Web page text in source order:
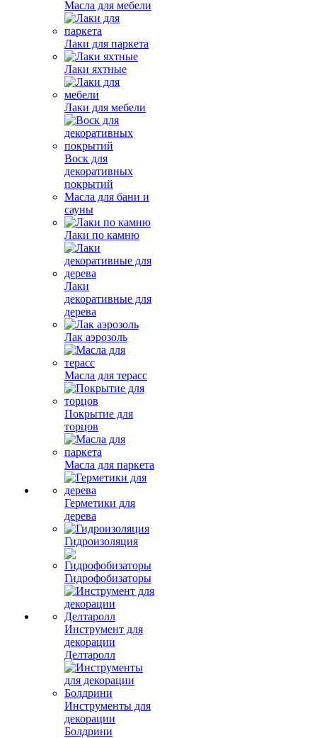
Масла для мебели
Лаки для паркета
Лаки яхтные
Лаки для мебели
Воск для
декоративных
покрытий
Масла для бани и
сауны
Лаки по камню
Лаки
декоративные для
дерева
Лак аэрозоль
Масла для терасс
Покрытие для
торцов
Масла для паркета
Герметики для
дерева
Гидроизоляция
Гидрофобизаторы
Инструмент для
декорации
Делтаролл
Инструменты для
декорации
Болдрини